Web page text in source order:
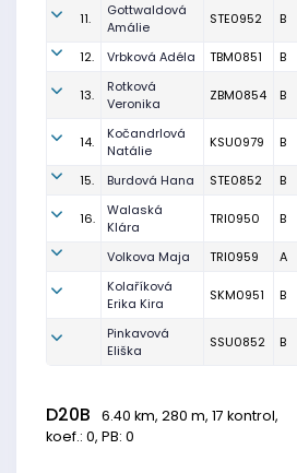
11.
Gottwaldová
Amálie
STE0952 B
12. Vrbková Adéla TBM0851 B
13.
Rotková
Veronika
ZBM0854 B
14.
Kočandrlová
Natálie
KSU0979 B
15. Burdová Hana STE0852 B
16.
Walaská
Klára
TRI0950 B
Volkova Maja TRI0959 A
Kolaříková
Erika Kira
SKM0951 B
Pinkavová
Eliška
SSU0852 B
D20B 6.40 km, 280 m, 17 kontrol,
koef.: 0, PB: 0